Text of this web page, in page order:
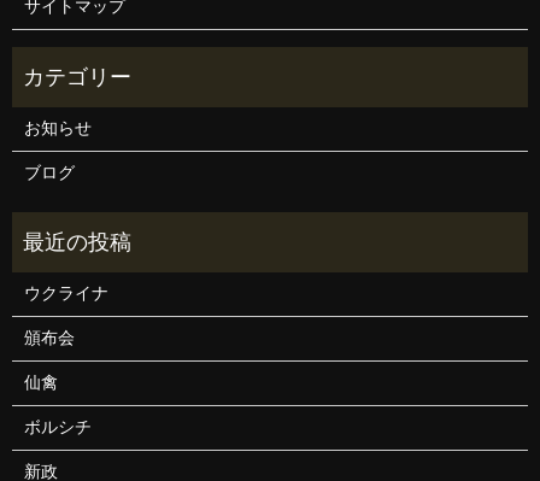
サイトマップ
お知らせ
ブログ
ウクライナ
頒布会
仙禽
ボルシチ
新政